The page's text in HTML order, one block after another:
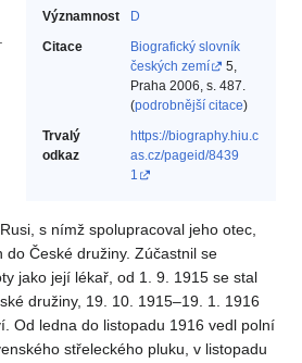
Významnost
D
Citace
Biografický slovník
českých zemí
5,
Praha 2006, s. 487.
(podrobnější citace)
Trvalý
odkaz
https://biography.hiu.c
as.cz/pageid/8439
1
s nímž spolupracoval jeho otec,
do České družiny. Zúčastnil se
jako její lékař, od 1. 9. 1915 se stal
družiny, 19. 10. 1915–19. 1. 1916
Od ledna do listopadu 1916 vedl polní
střeleckého pluku, v listopadu